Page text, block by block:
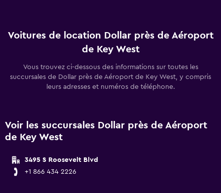
Voitures de location Dollar près de Aéroport
de Key West
Vous trouvez ci-dessous des informations sur toutes les
succursales de Dollar près de Aéroport de Key West, y compris
leurs adresses et numéros de téléphone.
Voir les succursales Dollar près de Aéroport
de Key West
3495 S Roosevelt Blvd
+1 866 434 2226